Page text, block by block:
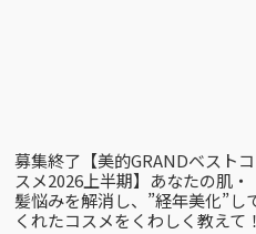
募集終了【美的GRANDベストコ
スメ2026上半期】あなたの肌・
髪悩みを解消し、”経年美化”し
くれたコスメをくわしく教えて！